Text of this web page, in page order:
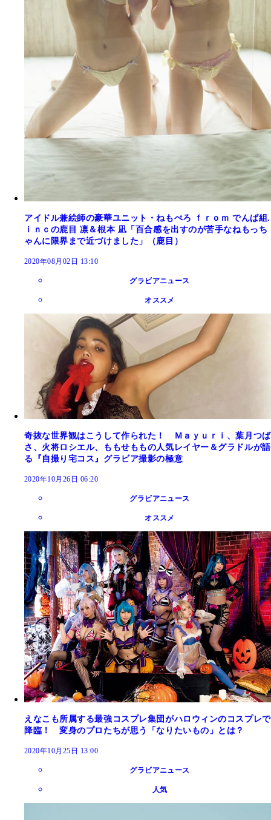
アイドル兼絵師の豪華ユニット・ねもぺろ ｆｒｏｍ でんぱ組.
ｉｎｃの鹿目 凛＆根本 凪「百合感を出すのが苦手なねもっち
ゃんに限界まで近づけました」（鹿目）
2020年08月02日 13:10
グラビアニュース
オススメ
奇抜な世界観はこうして作られた！ Ｍａｙｕｒｉ、葉月つば
さ、火将ロシエル、ももせももの人気レイヤー＆グラドルが語
る『自撮り宅コス』グラビア撮影の極意
2020年10月26日 06:20
グラビアニュース
オススメ
えなこも所属する最強コスプレ集団がハロウィンのコスプレで
降臨！ 変身のプロたちが思う「なりたいもの」とは？
2020年10月25日 13:00
グラビアニュース
人気